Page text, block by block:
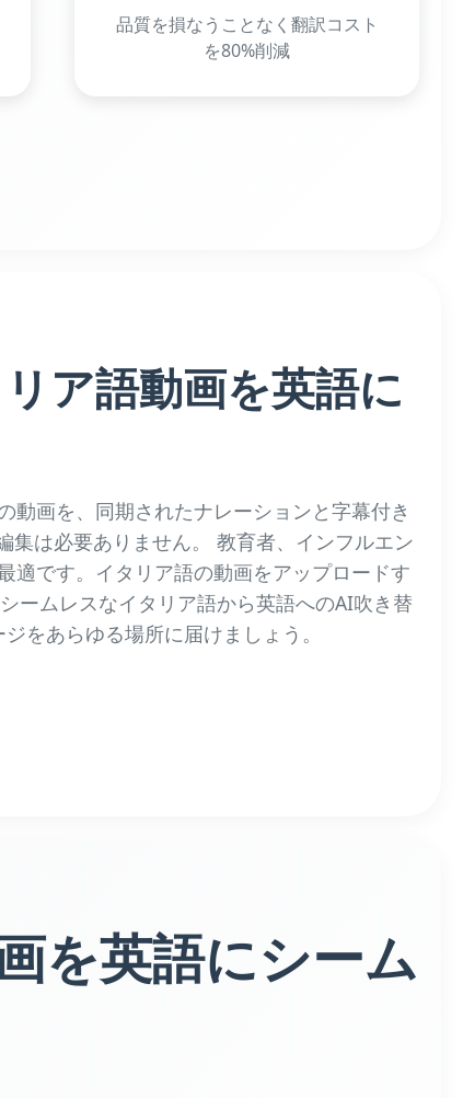
品質を損なうことなく翻訳コスト
を80%削減
ア語動画を英語に
画を、同期されたナレーションと字幕付き
は必要ありません。 教育者、インフルエン
適です。イタリア語の動画をアップロードす
ームレスなイタリア語から英語へのAI吹き替
をあらゆる場所に届けましょう。
を英語にシーム